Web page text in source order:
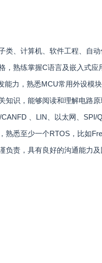
类、计算机、软件工程、自动
，熟练掌握C语言及嵌入式应
力，熟悉MCU常用外设模块
知识，能够阅读和理解电路
、LIN、以太网、SPI/
熟悉至少一个RTOS，比如
负责，具有良好的沟通能力及